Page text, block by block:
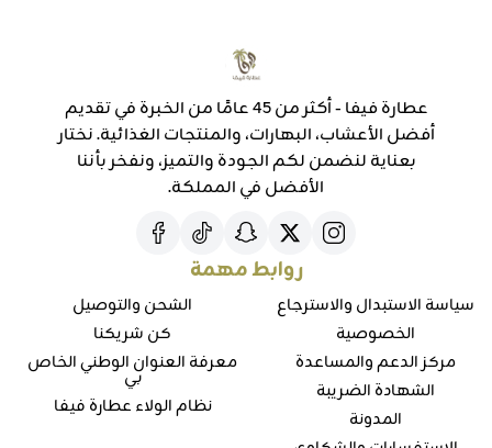
عطارة فيفا - أكثر من 45 عامًا من الخبرة في تقديم
أفضل الأعشاب، البهارات، والمنتجات الغذائية. نختار
بعناية لنضمن لكم الجودة والتميز، ونفخر بأننا
الأفضل في المملكة.
روابط مهمة
سياسة الاستبدال والاسترجاع
الخصوصية
مركز الدعم والمساعدة
الشهادة الضريبة
المدونة
الشحن والتوصيل
كن شريكنا
معرفة العنوان الوطني الخاص
بي
نظام الولاء عطارة فيفا